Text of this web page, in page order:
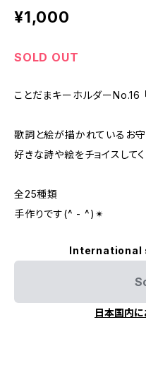
¥1,000
SOLD OUT
ことだまキーホルダーNo.16
歌詞と絵が描かれているお
好きな詩や絵をチョイスして
全25種類
手作りです(^ - ^)✴︎
International
日本国内